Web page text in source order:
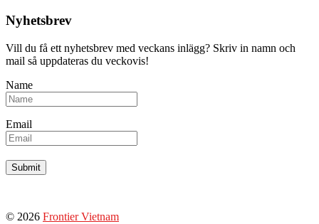
Nyhetsbrev
Vill du få ett nyhetsbrev med veckans inlägg? Skriv in namn och
mail så uppdateras du veckovis!
Name
Email
© 2026 Frontier Vietnam